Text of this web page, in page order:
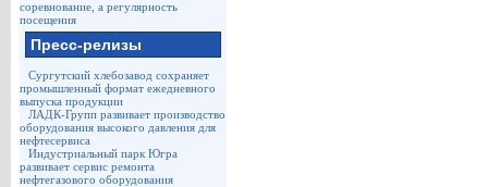
соревнование, а регулярность
посещения
Пресс-релизы
Сургутский хлебозавод сохраняет
промышленный формат ежедневного
выпуска продукции
ЛАДК-Групп развивает производство
оборудования высокого давления для
нефтесервиса
Индустриальный парк Югра
развивает сервис ремонта
нефтегазового оборудования